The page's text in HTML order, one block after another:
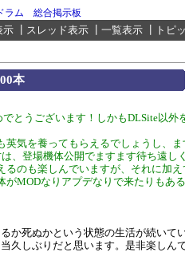
ラム 総合掲示板
示 スレッド表示 一覧表示 トピ
本
でとうございます！しかもDLSite以外
英気を養ってもらえるでしょうし、ま
、登場機体公開でますます待ち遠し
るのも楽しんでいますが、それに加え
がMODなりアプデなりで来たりもあ
か死ぬかという状態の生活が続いて
久しぶりだと思います。是非楽しん